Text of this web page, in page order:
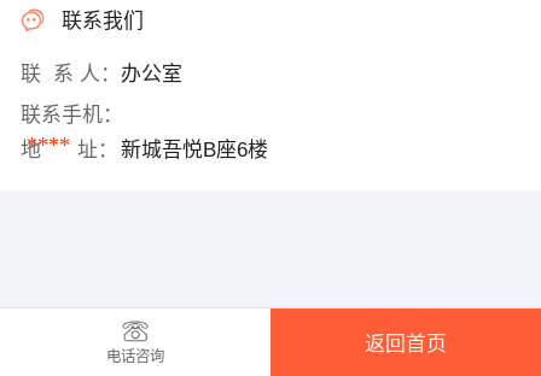
联系我们
联 系 人： 办公室
联系手机：
****
地 址： 新城吾悦B座6楼
电话咨询
返回首页